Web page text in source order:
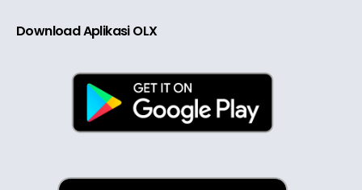
Download Aplikasi OLX